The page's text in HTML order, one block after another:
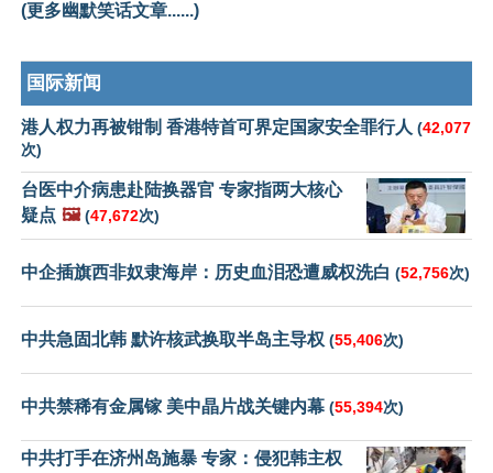
(更多幽默笑话文章......)
国际新闻
港人权力再被钳制 香港特首可界定国家安全罪行人 (42,077
次)
台医中介病患赴陆换器官 专家指两大核心
疑点 🖼️ (47,672次)
中企插旗西非奴隶海岸：历史血泪恐遭威权洗白 (52,756次)
中共急固北韩 默许核武换取半岛主导权 (55,406次)
中共禁稀有金属镓 美中晶片战关键内幕 (55,394次)
中共打手在济州岛施暴 专家：侵犯韩主权